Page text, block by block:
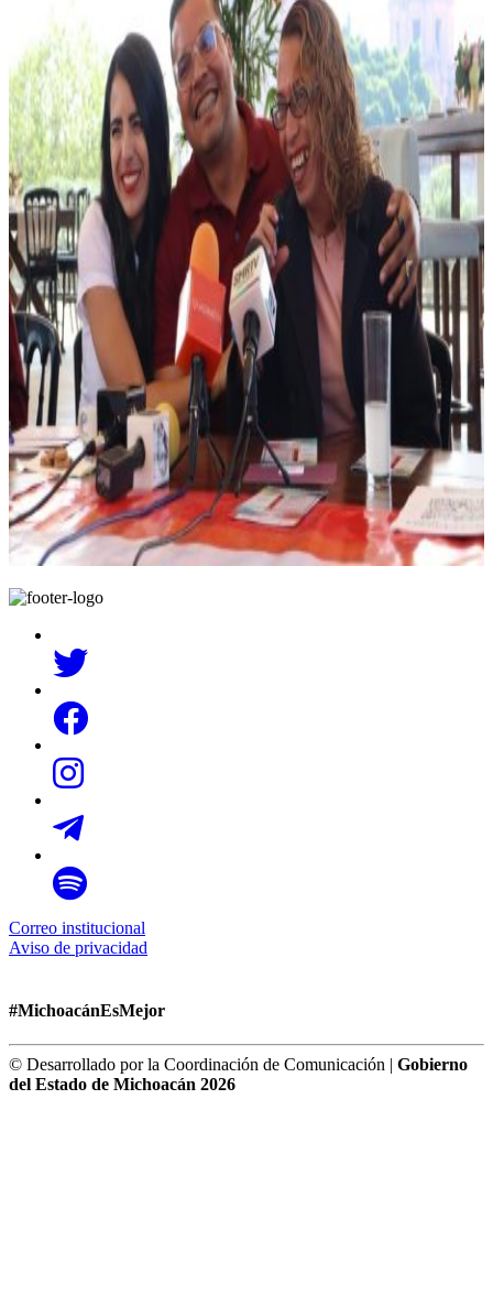
Correo institucional
Aviso de privacidad
#MichoacánEsMejor
© Desarrollado por la Coordinación de Comunicación | Gobierno
del Estado de Michoacán 2026